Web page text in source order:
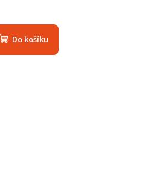
hodnocení
produktu
Do košíku